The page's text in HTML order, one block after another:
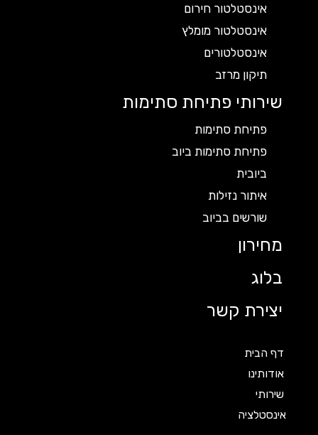
אינסטלטור חירום
אינסטלטור מומלץ
אינסטלטורים
תיקון מרזב
שירותי פתיחת סתימות
פתיחת סתימות
פתיחת סתימות ביוב
ביובית
איתור נזילות
שורשים בביוב
מחירון
בלוג
יצירת קשר
דף הבית
אודותינו
שירותי
אינסטלציה